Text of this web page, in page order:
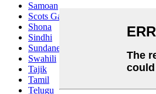
Samoan
Scots Gaelic
Shona
Sindhi
Sundanese
Swahili
Tajik
Tamil
Telugu